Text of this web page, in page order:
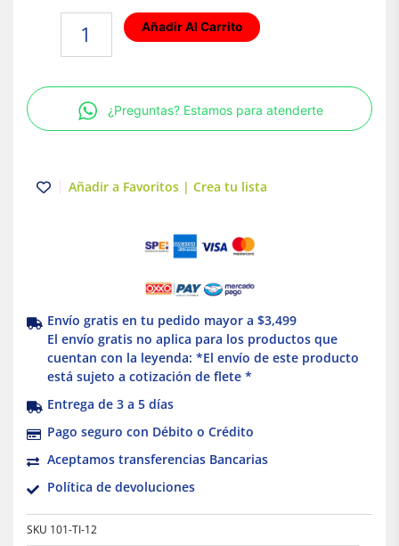
Sastre
12"
Truper
cantidad
Añadir Al Carrito
¿Preguntas? Estamos para atenderte
Añadir a Favoritos | Crea tu lista
Envío gratis en tu pedido mayor a $3,499
El envío gratis no aplica para los productos que
cuentan con la leyenda: *El envío de este producto
está sujeto a cotización de flete *
Entrega de 3 a 5 días
Pago seguro con Débito o Crédito
Aceptamos transferencias Bancarias
Política de devoluciones
SKU 101-TI-12